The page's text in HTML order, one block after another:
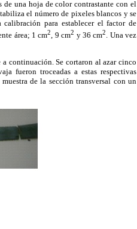
de una hoja de color contrastante con el
el número de pixeles blancos y se
para establecer el factor de
área; 1 cm2 , 9 cm2 y 36 cm2
. Una vez
continuación. Se cortaron al azar cinco
fueron troceadas a estas respectivas
de la sección transversal con un